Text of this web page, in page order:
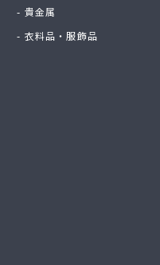
- 貴金属
- 衣料品・服飾品